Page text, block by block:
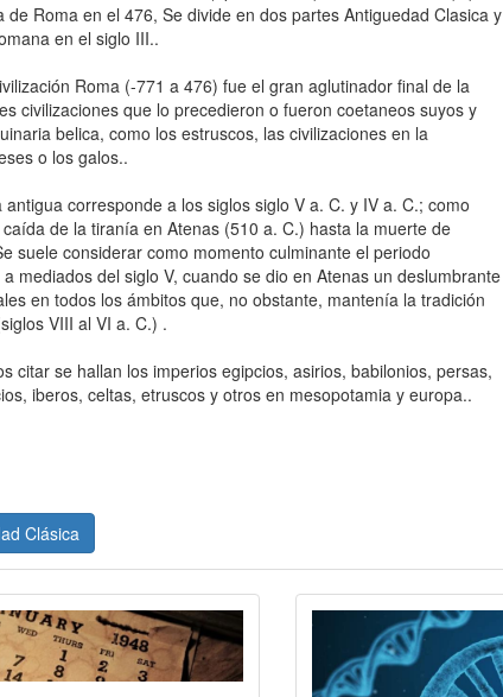
Roma en el 476, Se divide en dos partes Antiguedad Clasica y
en el siglo III..
Roma (-771 a 476) fue el gran aglutinador final de la
civilizaciones que lo precedieron o fueron coetaneos suyos y
belica, como los estruscos, las civilizaciones en la
o los galos..
corresponde a los siglos siglo V a. C. y IV a. C.; como
de la tiranía en Atenas (510 a. C.) hasta la muerte de
suele considerar como momento culminante el periodo
mediados del siglo V, cuando se dio en Atenas un deslumbrante
en todos los ámbitos que, no obstante, mantenía la tradición
VIII al VI a. C.) .
citar se hallan los imperios egipcios, asirios, babilonios, persas,
iberos, celtas, etruscos y otros en mesopotamia y europa..
Clásica